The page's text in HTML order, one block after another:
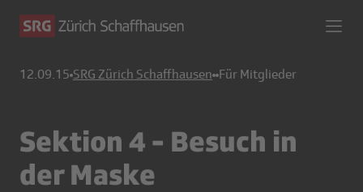
12.09.15 SRG Zürich Schaffhausen Für Mitglieder
Sektion 4 - Besuch in
der Maske